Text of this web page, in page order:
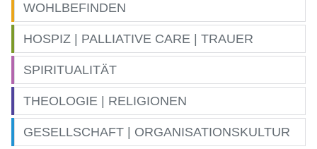
WOHLBEFINDEN
HOSPIZ | PALLIATIVE CARE | TRAUER
SPIRITUALITÄT
THEOLOGIE | RELIGIONEN
GESELLSCHAFT | ORGANISATIONSKULTUR